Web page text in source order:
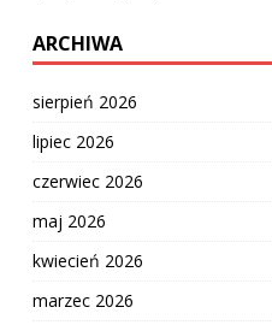
ARCHIWA
sierpień 2026
lipiec 2026
czerwiec 2026
maj 2026
kwiecień 2026
marzec 2026